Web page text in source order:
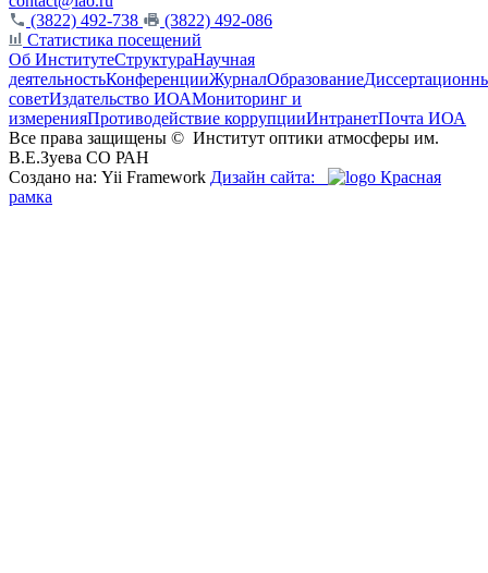
(3822) 492-738
(3822) 492-086
Статистика посещений
Об ИнститутеСтруктураНаучная
деятельностьКонференцииЖурналОбразование
советИздательство ИОАМониторинг и
измеренияПротиводействие коррупцииИнтранетПочта ИОА
Все права защищены © Институт оптики атмосферы им.
В.Е.Зуева СО РАН
Создано на: Yii Framework Дизайн сайта:
Красная
рамка